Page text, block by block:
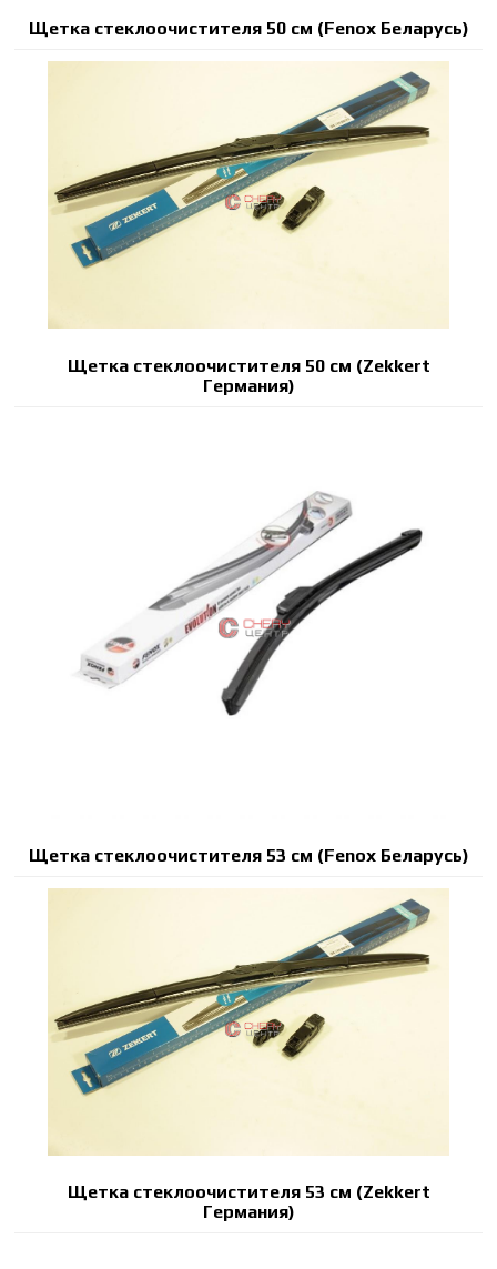
Щетка стеклоочистителя 50 см (Fenox Беларусь)
Щетка стеклоочистителя 50 см (Zekkert
Германия)
Щетка стеклоочистителя 53 см (Fenox Беларусь)
Щетка стеклоочистителя 53 см (Zekkert
Германия)